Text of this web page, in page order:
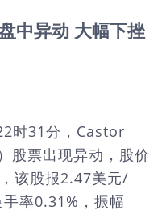
异动 大幅下挫
时31分，Castor
票出现异动，股价
该股报2.47美元/
率0.31%，振幅